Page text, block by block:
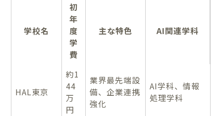
学校名
初
年
度
学
費
主な特色 AI関連学科
HAL東京
約1
44
万
円
業界最先端設
備、企業連携
強化
AI学科、情報
処理学科